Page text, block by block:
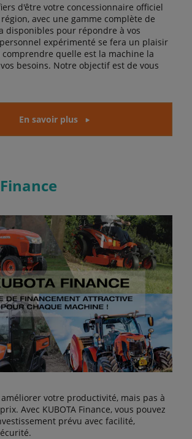
d'être votre concessionnaire officiel
avec une gamme complète de
disponibles pour répondre à vos
expérimenté se fera un plaisir
comprendre quelle est la machine la
besoins. Notre objectif est de vous
En savoir plus
votre productivité, mais pas à
Avec KUBOTA Finance, vous pouvez
prévu avec facilité,